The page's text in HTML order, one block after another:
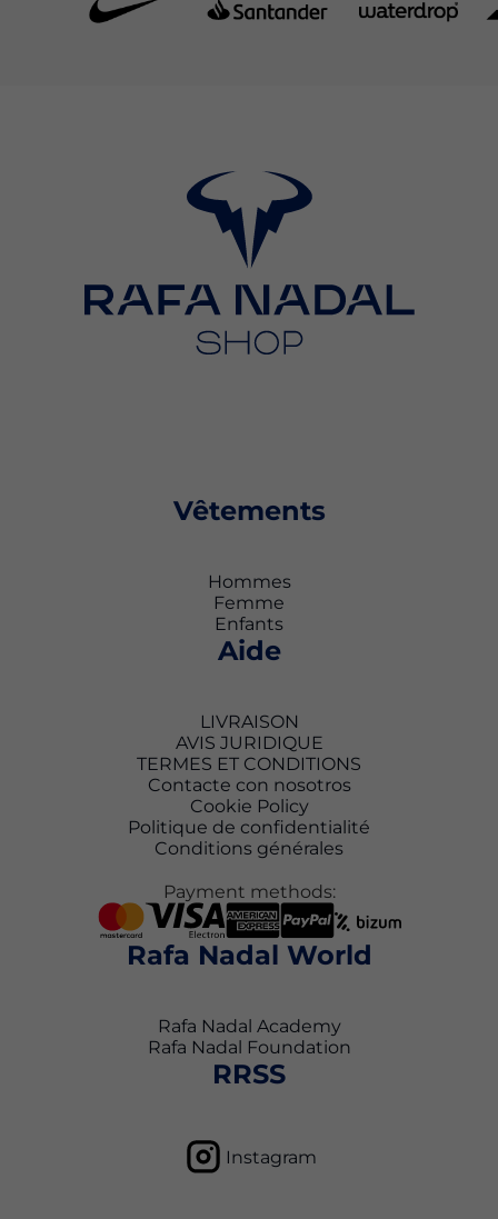
Vêtements
Hommes
Femme
Enfants
Aide
LIVRAISON
AVIS JURIDIQUE
TERMES ET CONDITIONS
Contacte con nosotros
Cookie Policy
Politique de confidentialité
Conditions générales
Payment methods:
Rafa Nadal World
Rafa Nadal Academy
Rafa Nadal Foundation
RRSS
Instagram